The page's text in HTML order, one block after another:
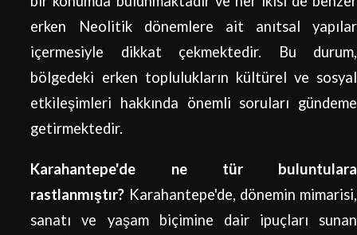
erken Neolitik dönemlere ait anıtsal yapılar
içermesiyle dikkat çekmektedir. Bu durum,
bölgedeki erken toplulukların kültürel ve sosyal
etkileşimleri hakkında önemli soruları gündeme
getirmektedir.
Karahantepe'de ne tür buluntulara
rastlanmıştır? Karahantepe'de, dönemin mimarisi,
sanatı ve yaşam biçimine dair ipuçları sunan